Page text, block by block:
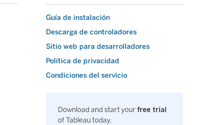
Guía de instalación
Descarga de controladores
Sitio web para desarrolladores
Política de privacidad
Condiciones del servicio
Download and start yourfree trial
of Tableau today.